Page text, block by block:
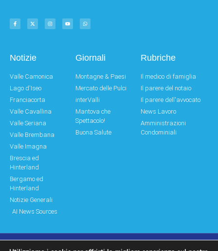
Notizie
Valle Camonica
Lago d'Iseo
Franciacorta
Valle Cavallina
Valle Seriana
Valle Brembana
Valle Imagna
Brescia ed
Hinterland
Bergamo ed
Hinterland
Notizie Generali
AI News Sources
Giornali
Montagne & Paesi
Mercato delle Pulci
interValli
Mantova che
Spettacolo!
Buona Salute
Rubriche
Il medico di famiglia
Il parere del notaio
Il parere dell'avvocato
News Lavoro
Amministrazioni
Condominiali